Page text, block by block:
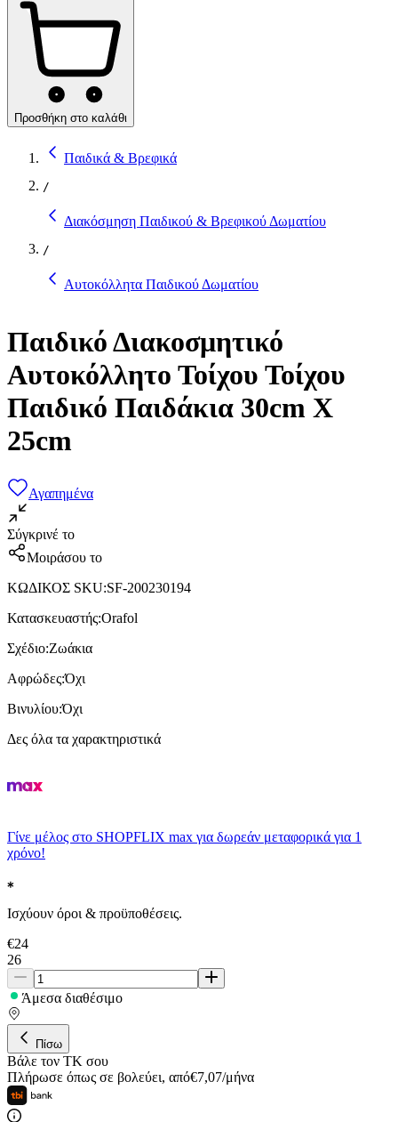
Προσθήκη στο καλάθι
Παιδικά & Βρεφικά
/
Διακόσμηση Παιδικού & Βρεφικού Δωματίου
/
Αυτοκόλλητα Παιδικού Δωματίου
Παιδικό Διακοσμητικό
Αυτοκόλλητο Τοίχου Τοίχου
Παιδικό Παιδάκια 30cm X
25cm
Αγαπημένα
Σύγκρινέ το
Μοιράσου το
ΚΩΔΙΚΟΣ SKU:SF-200230194
Κατασκευαστής:Orafol
Σχέδιο:Ζωάκια
Αφρώδες:Όχι
Βινυλίου:Όχι
Δες όλα τα χαρακτηριστικά
Γίνε μέλος στο SHOPFLIX max για δωρεάν μεταφορικά για 1
χρόνο!
Ισχύουν όροι & προϋποθέσεις.
€24
26
Άμεσα διαθέσιμο
Πίσω
Βάλε τον ΤΚ σου
Πλήρωσε όπως σε βολεύει, από€7,07/μήνα